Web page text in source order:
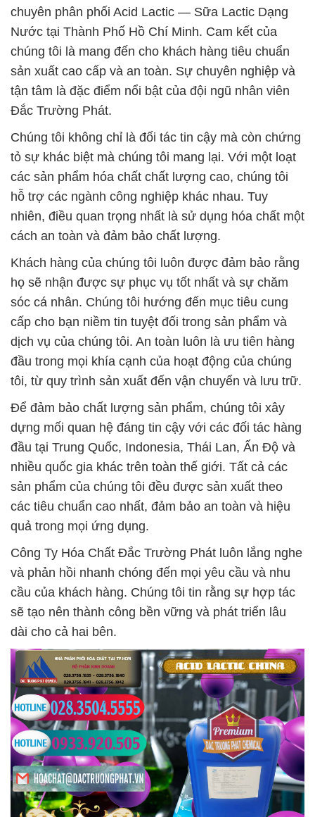
chuyên phân phối Acid Lactic — Sữa Lactic Dạng
Nước tại Thành Phố Hồ Chí Minh. Cam kết của
chúng tôi là mang đến cho khách hàng tiêu chuẩn
sản xuất cao cấp và an toàn. Sự chuyên nghiệp và
tận tâm là đặc điểm nổi bật của đội ngũ nhân viên
Đắc Trường Phát.
Chúng tôi không chỉ là đối tác tin cậy mà còn chứng
tỏ sự khác biệt mà chúng tôi mang lại. Với một loạt
các sản phẩm hóa chất chất lượng cao, chúng tôi
hỗ trợ các ngành công nghiệp khác nhau. Tuy
nhiên, điều quan trọng nhất là sử dụng hóa chất một
cách an toàn và đảm bảo chất lượng.
Khách hàng của chúng tôi luôn được đảm bảo rằng
họ sẽ nhận được sự phục vụ tốt nhất và sự chăm
sóc cá nhân. Chúng tôi hướng đến mục tiêu cung
cấp cho bạn niềm tin tuyệt đối trong sản phẩm và
dịch vụ của chúng tôi. An toàn luôn là ưu tiên hàng
đầu trong mọi khía cạnh của hoạt động của chúng
tôi, từ quy trình sản xuất đến vận chuyển và lưu trữ.
Để đảm bảo chất lượng sản phẩm, chúng tôi xây
dựng mối quan hệ đáng tin cậy với các đối tác hàng
đầu tại Trung Quốc, Indonesia, Thái Lan, Ấn Độ và
nhiều quốc gia khác trên toàn thế giới. Tất cả các
sản phẩm của chúng tôi đều được sản xuất theo
các tiêu chuẩn cao nhất, đảm bảo an toàn và hiệu
quả trong mọi ứng dụng.
Công Ty Hóa Chất Đắc Trường Phát luôn lắng nghe
và phản hồi nhanh chóng đến mọi yêu cầu và nhu
cầu của khách hàng. Chúng tôi tin rằng sự hợp tác
sẽ tạo nên thành công bền vững và phát triển lâu
dài cho cả hai bên.